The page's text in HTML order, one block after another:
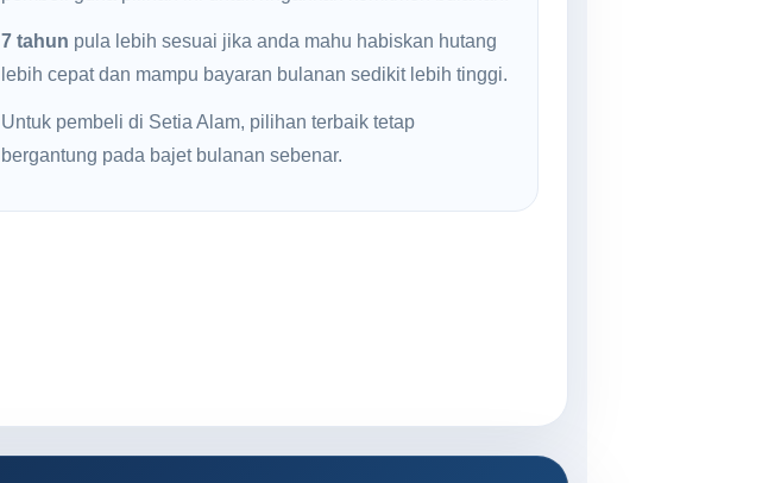
7 tahun pula lebih sesuai jika anda mahu habiskan hutang
lebih cepat dan mampu bayaran bulanan sedikit lebih tinggi.
Untuk pembeli di Setia Alam, pilihan terbaik tetap
bergantung pada bajet bulanan sebenar.